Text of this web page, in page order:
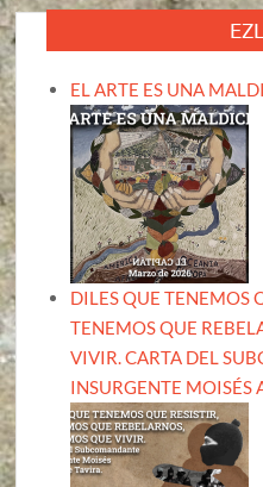
EL ARTE ES UNA
DILES QUE TENEMOS
TENEMOS QUE
VIVIR. CARTA DEL
INSURGENTE MOISÉS